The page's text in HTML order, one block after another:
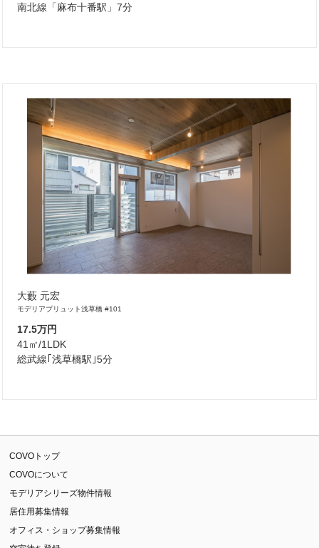
南北線「麻布十番駅」7分
大藪 元宏
モデリアブリュット浅草橋 #101
17.5万円
41㎡/1LDK
総武線｢浅草橋駅｣5分
COVOトップ
COVOについて
モデリアシリーズ物件情報
居住用募集情報
オフィス・ショップ募集情報